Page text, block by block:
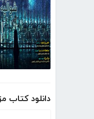
دانلود کتاب